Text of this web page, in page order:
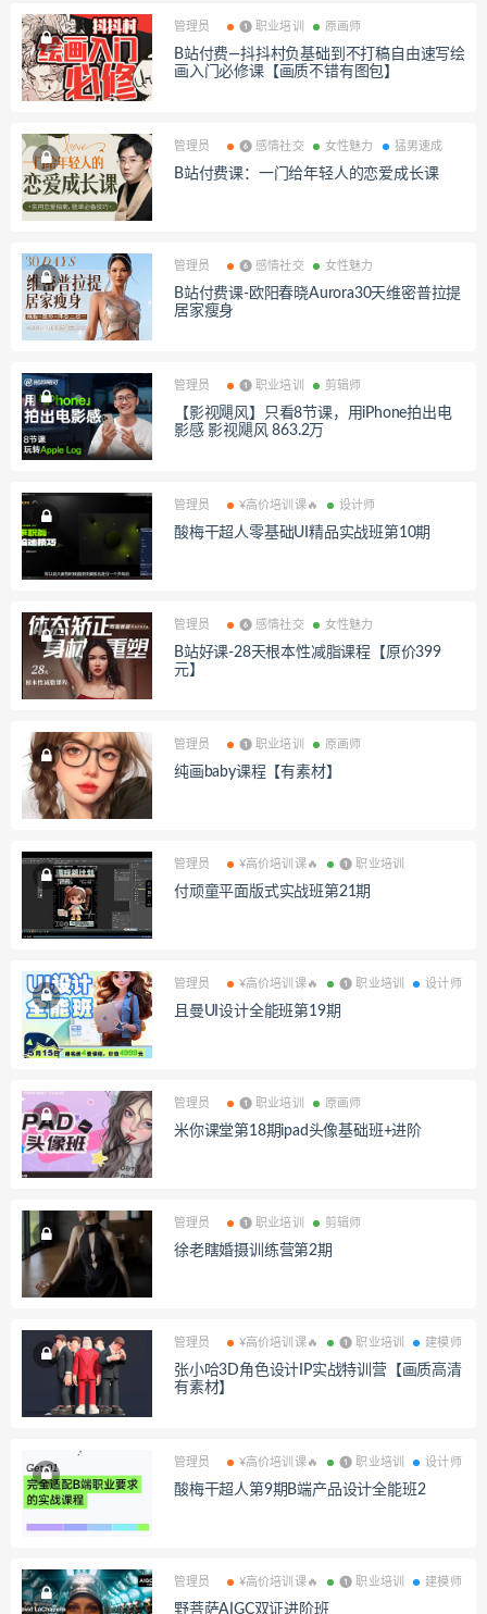
管理员 ❶ 职业培训 原画师
B站付费—抖抖村负基础到不打稿自由速写绘
画入门必修课【画质不错有图包】
管理员 ❻ 感情社交 女性魅力 猛男速成
B站付费课：一门给年轻人的恋爱成长课
管理员 ❻ 感情社交 女性魅力
B站付费课-欧阳春晓Aurora30天维密普拉提
居家瘦身
管理员 ❶ 职业培训 剪辑师
【影视飓风】只看8节课，用iPhone拍出电
影感 影视飓风 863.2万
管理员 ¥高价培训课🔥 设计师
酸梅干超人零基础UI精品实战班第10期
管理员 ❻ 感情社交 女性魅力
B站好课-28天根本性减脂课程【原价399
元】
管理员 ❶ 职业培训 原画师
纯画baby课程【有素材】
管理员 ¥高价培训课🔥 ❶ 职业培训
付顽童平面版式实战班第21期
管理员 ¥高价培训课🔥 ❶ 职业培训 设计师
且曼UI设计全能班第19期
管理员 ❶ 职业培训 原画师
米你课堂第18期ipad头像基础班+进阶
管理员 ❶ 职业培训 剪辑师
徐老瞎婚摄训练营第2期
管理员 ¥高价培训课🔥 ❶ 职业培训 建模师
张小哈3D角色设计IP实战特训营【画质高清
有素材】
管理员 ¥高价培训课🔥 ❶ 职业培训 设计师
酸梅干超人第9期B端产品设计全能班2
管理员 ¥高价培训课🔥 ❶ 职业培训 建模师
野菩萨AIGC双证进阶班